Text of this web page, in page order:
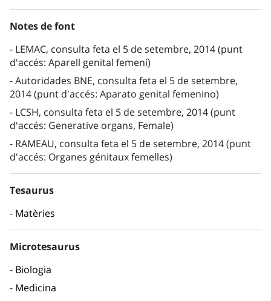
Notes de font
LEMAC, consulta feta el 5 de setembre, 2014 (punt
d'accés: Aparell genital femení)
Autoridades BNE, consulta feta el 5 de setembre,
2014 (punt d'accés: Aparato genital femenino)
LCSH, consulta feta el 5 de setembre, 2014 (punt
d'accés: Generative organs, Female)
RAMEAU, consulta feta el 5 de setembre, 2014 (punt
d'accés: Organes génitaux femelles)
Tesaurus
Matèries
Microtesaurus
Biologia
Medicina